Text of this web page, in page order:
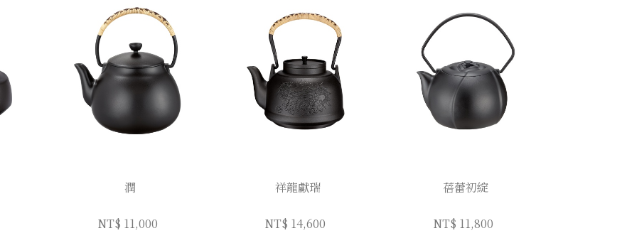
潤
NT$ 11,000
祥龍獻瑞
NT$ 14,600
蓓蕾初綻
NT$ 11,800